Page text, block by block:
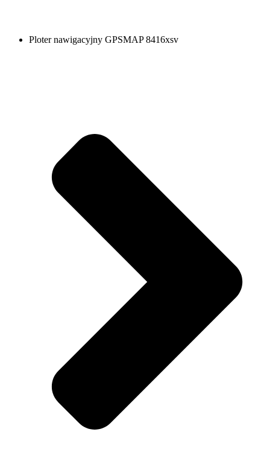
Ploter nawigacyjny GPSMAP 8416xsv